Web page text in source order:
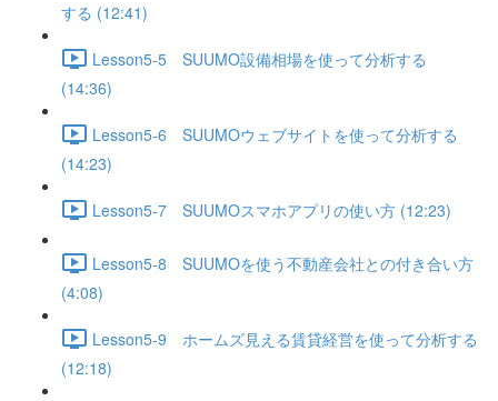
する (12:41)
Lesson5-5 SUUMO設備相場を使って分析する
(14:36)
Lesson5-6 SUUMOウェブサイトを使って分析する
(14:23)
Lesson5-7 SUUMOスマホアプリの使い方 (12:23)
Lesson5-8 SUUMOを使う不動産会社との付き合い方
(4:08)
Lesson5-9 ホームズ見える賃貸経営を使って分析する
(12:18)